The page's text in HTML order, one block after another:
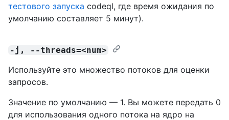
тестового запуска codeql, где время ожидания по
умолчанию составляет 5 минут).
-j, --threads=<num>
Используйте это множество потоков для оценки
запросов.
Значение по умолчанию — 1. Вы можете передать 0
для использования одного потока на ядро на